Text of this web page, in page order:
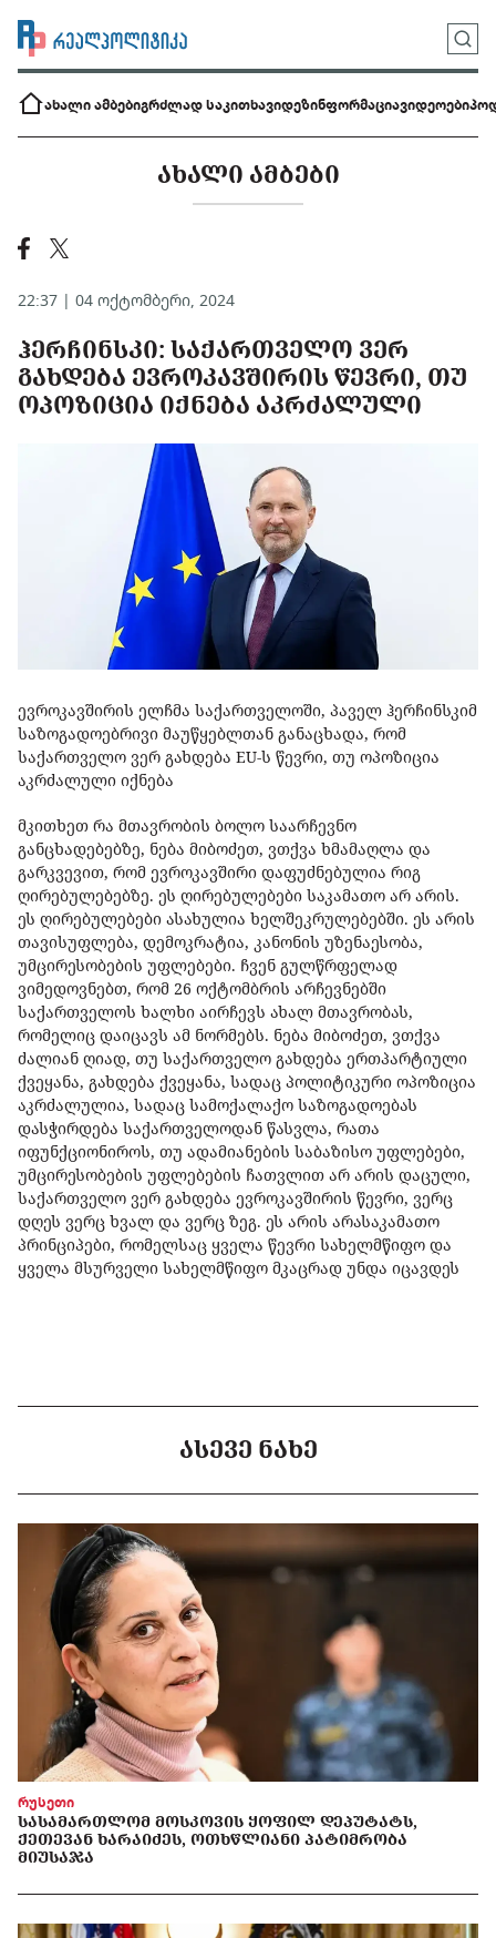
ახალი ამბებიგრძლად საკითხავიდეზინფორმაციავიდეოები
ᲐᲮᲐᲚᲘ ᲐᲛᲑᲔᲑᲘ
22:37 | 04 ოქტომბერი, 2024
ᲰᲔᲠᲩᲘᲜᲡᲙᲘ: ᲡᲐᲥᲐᲠᲗᲕᲔᲚᲝ ᲕᲔᲠ
ᲒᲐᲮᲓᲔᲑᲐ ᲔᲕᲠᲝᲙᲐᲕᲨᲘᲠᲘᲡ ᲬᲔᲕᲠᲘ, ᲗᲣ
ᲝᲞᲝᲖᲘᲪᲘᲐ ᲘᲥᲜᲔᲑᲐ ᲐᲙᲠᲫᲐᲚᲣᲚᲘ
ევროკავშირის ელჩმა საქართველოში, პაველ ჰერჩინსკიმ
საზოგადოებრივი მაუწყებლთან განაცხადა, რომ
საქართველო ვერ გახდება EU-ს წევრი, თუ ოპოზიცია
აკრძალული იქნება
მკითხეთ რა მთავრობის ბოლო საარჩევნო
განცხადებებზე, ნება მიბოძეთ, ვთქვა ხმამაღლა და
გარკვევით, რომ ევროკავშირი დაფუძნებულია რიგ
ღირებულებებზე. ეს ღირებულებები საკამათო არ არის.
ეს ღირებულებები ასახულია ხელშეკრულებებში. ეს არის
თავისუფლება, დემოკრატია, კანონის უზენაესობა,
უმცირესობების უფლებები. ჩვენ გულწრფელად
ვიმედოვნებთ, რომ 26 ოქტომბრის არჩევნებში
საქართველოს ხალხი აირჩევს ახალ მთავრობას,
რომელიც დაიცავს ამ ნორმებს. ნება მიბოძეთ, ვთქვა
ძალიან ღიად, თუ საქართველო გახდება ერთპარტიული
ქვეყანა, გახდება ქვეყანა, სადაც პოლიტიკური ოპოზიცია
აკრძალულია, სადაც სამოქალაქო საზოგადოებას
დასჭირდება საქართველოდან წასვლა, რათა
იფუნქციონიროს, თუ ადამიანების საბაზისო უფლებები,
უმცირესობების უფლებების ჩათვლით არ არის დაცული,
საქართველო ვერ გახდება ევროკავშირის წევრი, ვერც
დღეს ვერც ხვალ და ვერც ზეგ. ეს არის არასაკამათო
პრინციპები, რომელსაც ყველა წევრი სახელმწიფო და
ყველა მსურველი სახელმწიფო მკაცრად უნდა იცავდეს
ᲐᲡᲔᲕᲔ ᲜᲐᲮᲔ
რუსეთი
ᲡᲐᲡᲐᲛᲐᲠᲗᲚᲝᲛ ᲛᲝᲡᲙᲝᲕᲘᲡ ᲧᲝᲤᲘᲚ ᲓᲔᲞᲣᲢᲐᲢᲡ,
ᲥᲔᲗᲔᲕᲐᲜ ᲮᲐᲠᲐᲘᲫᲔᲡ, ᲝᲗᲮᲬᲚᲘᲐᲜᲘ ᲞᲐᲢᲘᲛᲠᲝᲑᲐ
ᲛᲘᲣᲡᲐᲯᲐ